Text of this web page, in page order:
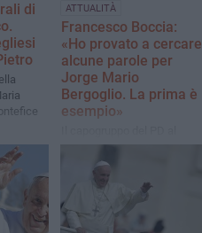
di
ATTUALITÀ
Francesco Boccia:
«Ho provato a cercare
alcune parole per
Jorge Mario
Bergoglio. La prima è
esempio»
Senato ha affidato ai social
un pensiero su Papa
Francesco